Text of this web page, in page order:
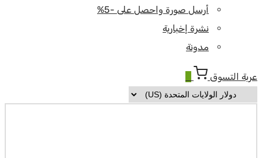
أرسل صورة واحصل على -5%
نشرة إخبارية
مدونة
عربة التسوق